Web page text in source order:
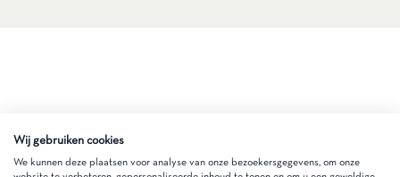
Wij gebruiken cookies
We kunnen deze plaatsen voor analyse van onze bezoekersgegevens, om onze